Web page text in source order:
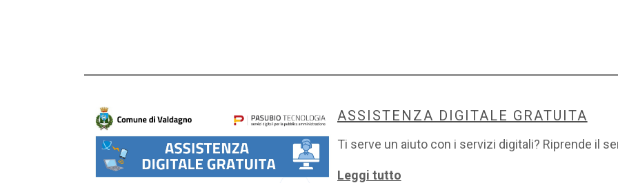
ASSISTENZA DIGITALE GRATUITA
Ti serve un aiuto con i servizi digitali? Riprende il
Leggi tutto